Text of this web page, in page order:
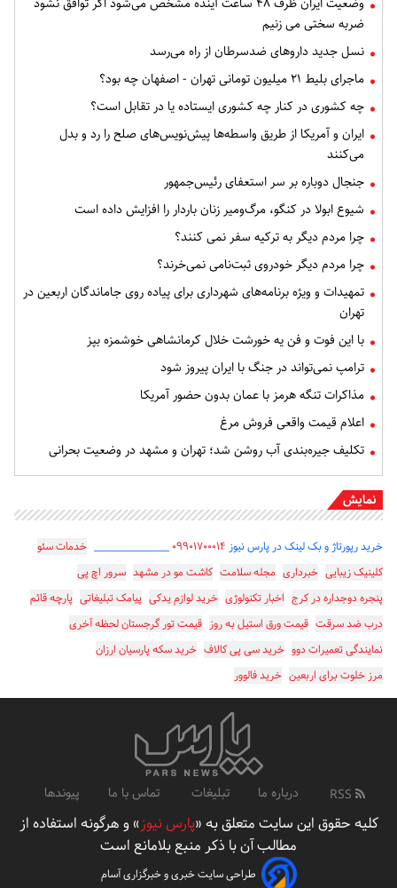
ضربه سختی می زنیم
نسل جدید داروهای ضدسرطان از راه می‌رسد
ماجرای بلیط ۲۱ میلیون تومانی تهران - اصفهان چه بود؟
چه کشوری در کنار چه کشوری ایستاده یا در تقابل است؟
ایران و آمریکا از طریق واسطه‌ها پیش‌نویس‌های صلح را رد و بدل
می‌کنند
جنجال دوباره بر سر استعفای رئیس‌جمهور
شیوع ابولا در کنگو، مرگ‌ومیر زنان باردار را افزایش داده است
چرا مردم دیگر به ترکیه سفر نمی کنند؟
چرا مردم دیگر خودروی ثبت‌نامی نمی‌خرند؟
تمهیدات و ویژه برنامه‌های شهرداری برای پیاده روی جاماندگان اربعین در
تهران
با این فوت و فن یه خورشت خلال کرمانشاهی خوشمزه بپز
ترامپ نمی‌تواند در جنگ با ایران پیروز شود
مذاکرات تنگه هرمز با عمان بدون حضور آمریکا
اعلام قیمت واقعی فروش مرغ
تکلیف جیره‌بندی آب روشن شد؛ تهران و مشهد در وضعیت بحرانی
نمایش
خرید رپورتاژ و بک لینک در پارس نیوز ۰۹۹۰۱۷۰۰۰۱۴
خدمات سئو
کلینیک زیبایی خبرداری مجله سلامت کاشت مو در مشهد سرور اچ پی
پنجره دوجداره در کرج اخبار تکنولوژی خرید لوازم یدکی پیامک تبلیغاتی پارچه قائم
درب ضد سرقت قیمت ورق استیل به روز قیمت تور گرجستان لحظه آخری
نمایندگی تعمیرات دوو خرید سی پی کالاف خرید سکه پارسیان ارزان
مرز خلوت برای اربعین خرید فالوور
درباره ما تبلیغات تماس با ما پیوندها
کلیه حقوق این سایت متعلق به «پارس نیوز» و هرگونه استفاده از
مطالب آن با ذکر منبع بلامانع است
طراحی سایت خبری و خبرگزاری آسام